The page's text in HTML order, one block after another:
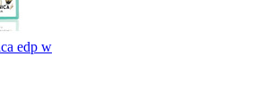
edp w